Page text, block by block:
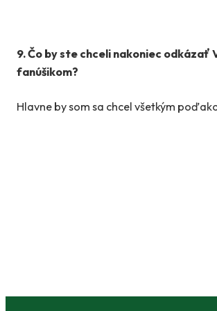
9. Čo by ste chceli nakoniec odkázať
fanúšikom?
Hlavne by som sa chcel všetkým